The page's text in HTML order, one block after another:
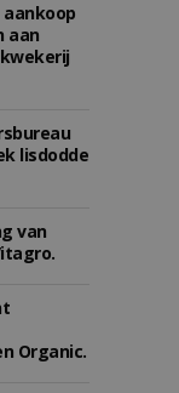
aan
lisdodde
van
Organic.